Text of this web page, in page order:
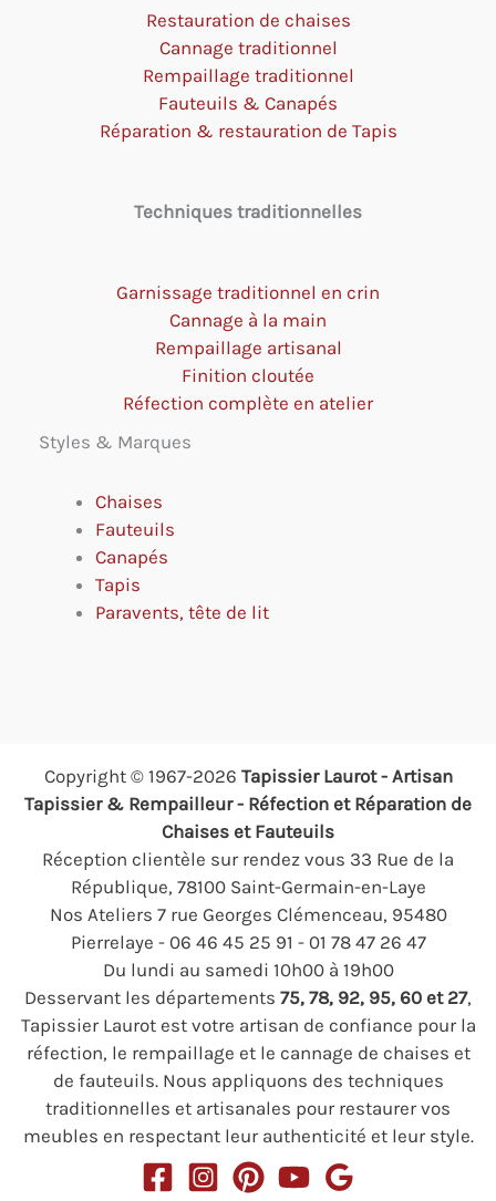
Restauration de chaises
Cannage traditionnel
Rempaillage traditionnel
Fauteuils & Canapés
Réparation & restauration de Tapis
Techniques traditionnelles
Garnissage traditionnel en crin
Cannage à la main
Rempaillage artisanal
Finition cloutée
Réfection complète en atelier
Styles & Marques
Chaises
Fauteuils
Canapés
Tapis
Paravents, tête de lit
Copyright © 1967-2026 Tapissier Laurot - Artisan
Tapissier & Rempailleur - Réfection et Réparation de
Chaises et Fauteuils
Réception clientèle sur rendez vous 33 Rue de la
République, 78100 Saint-Germain-en-Laye
Nos Ateliers 7 rue Georges Clémenceau, 95480
Pierrelaye - 06 46 45 25 91 - 01 78 47 26 47
Du lundi au samedi 10h00 à 19h00
Desservant les départements 75, 78, 92, 95, 60 et 27,
Tapissier Laurot est votre artisan de confiance pour la
réfection, le rempaillage et le cannage de chaises et
de fauteuils. Nous appliquons des techniques
traditionnelles et artisanales pour restaurer vos
meubles en respectant leur authenticité et leur style.